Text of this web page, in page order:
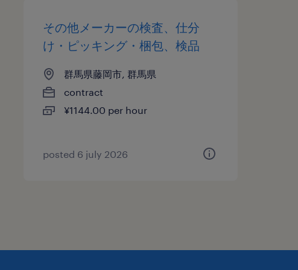
その他メーカーの検査、仕分
け・ピッキング・梱包、検品
群馬県藤岡市, 群馬県
contract
¥1144.00 per hour
posted 6 july 2026